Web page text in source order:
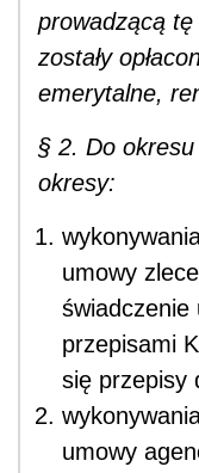
prowadzącą tę
zostały
emerytalne,
§ 2. Do
okresy:
umowy
świadczenie
przepisami
się przepisy
umowy